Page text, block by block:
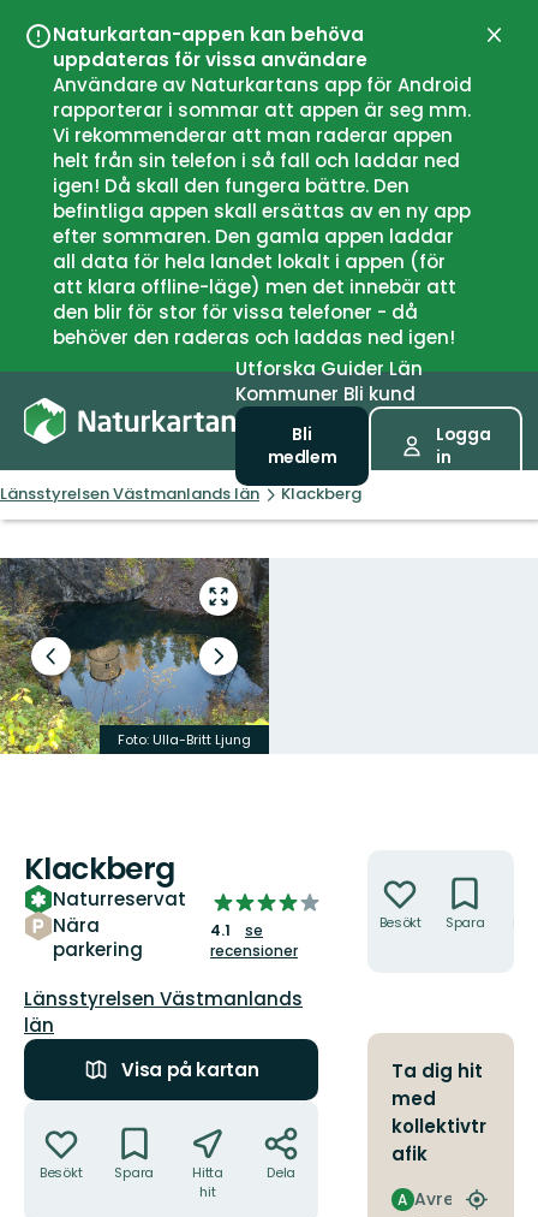
Naturkartan-appen kan behöva
uppdateras för vissa användare
Användare av Naturkartans app för Android
rapporterar i sommar att appen är seg mm.
Vi rekommenderar att man raderar appen
helt från sin telefon i så fall och laddar ned
igen! Då skall den fungera bättre. Den
befintliga appen skall ersättas av en ny app
efter sommaren. Den gamla appen laddar
all data för hela landet lokalt i appen (för
att klara offline-läge) men det innebär att
den blir för stor för vissa telefoner - då
behöver den raderas och laddas ned igen!
UtforskaGuiderLän
Kommuner Bli kund
Bli
medlem
Logga
in
Länsstyrelsen Västmanlands län Klackberg
Gå
till
helskärmsläge
Föregående
bild
Nästa
bildspel
Foto: Ulla-Britt Ljung
Klackberg
Naturreservat
Nära
parkering
4.095811051693405
av
5
4.1
se
recensioner
Guide:
Länsstyrelsen Västmanlands
län
Visa på kartan
Besökt Spara
Hitta
hit
Dela
Besökt Spara
Ta dig hit
med
kollektivtr
afik
Avresa
A
Hitta